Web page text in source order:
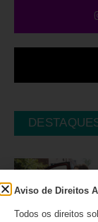
Aviso de Direitos
Todos os direitos